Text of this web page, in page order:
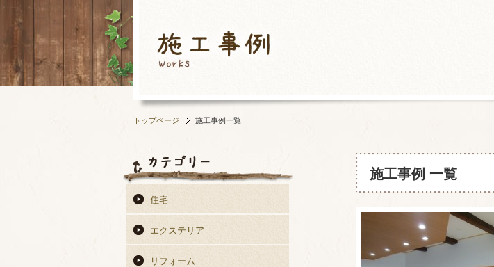
トップページ 施工事例一覧
施工事例 一覧
住宅
エクステリア
リフォーム